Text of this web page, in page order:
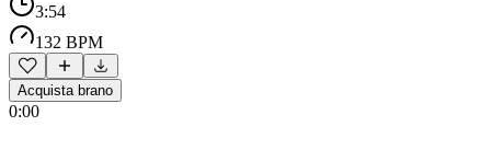
3:54
132 BPM
Acquista brano
0:00